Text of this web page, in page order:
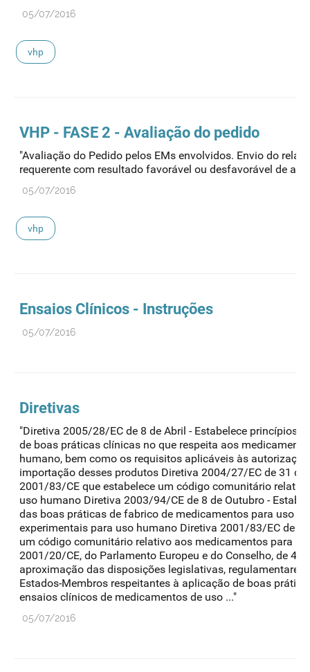
05/07/2016
vhp
VHP - FASE 2 - Avaliação do pedido
"Avaliação do Pedido pelos EMs envolvidos. Envio do
requerente com resultado favorável ou desfavorável de
05/07/2016
vhp
Ensaios Clínicos - Instruções
05/07/2016
Diretivas
"Diretiva 2005/28/EC de 8 de Abril - Estabelece princípios
de boas práticas clínicas no que respeita aos
humano, bem como os requisitos aplicáveis às
importação desses produtos Diretiva 2004/27/EC de 31 de
2001/83/CE que estabelece um código comunitário
uso humano Diretiva 2003/94/CE de 8 de Outubro -
das boas práticas de fabrico de medicamentos para uso
experimentais para uso humano Diretiva 2001/83/EC de 6
um código comunitário relativo aos medicamentos para
2001/20/CE, do Parlamento Europeu e do Conselho, de 4
aproximação das disposições legislativas,
Estados-Membros respeitantes à aplicação de boas
ensaios clínicos de medicamentos de uso ..."
05/07/2016